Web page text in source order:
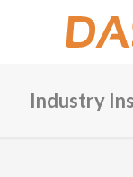
Industry